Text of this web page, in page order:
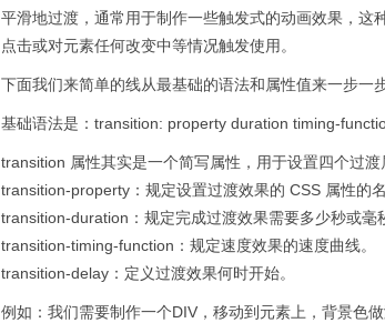
平滑地过渡，通常用于制作一些触发式的动画效果，这
点击或对元素任何改变中等情况触发使用。
下面我们来简单的线从最基础的语法和属性值来一步一
基础语法是：transition: property duration timing-
transition 属性其实是一个简写属性，用于设置四个过渡
transition-property：规定设置过渡效果的 CSS 属性的名
transition-duration：规定完成过渡效果需要多少秒或毫
transition-timing-function：规定速度效果的速度曲线。
transition-delay：定义过渡效果何时开始。
例如：我们需要制作一个DIV，移动到元素上，背景色做